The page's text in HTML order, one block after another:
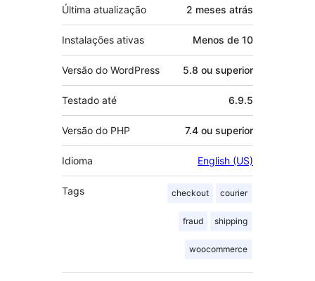
Última atualização 2 meses atrás
Instalações ativas Menos de 10
Versão do WordPress 5.8 ou superior
Testado até 6.9.5
Versão do PHP 7.4 ou superior
Idioma English (US)
Tags checkout courier
fraud shipping
woocommerce